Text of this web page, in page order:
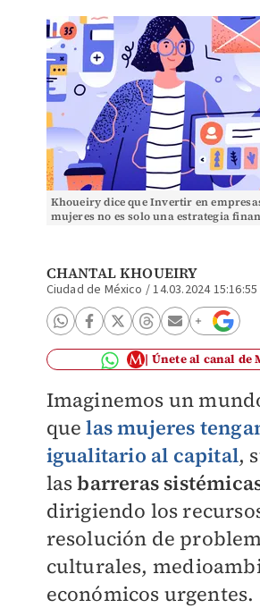
Khoueiry dice que Invertir en
mujeres no es solo una estrategia
CHANTAL KHOUEIRY
Ciudad de México /14.03.2024 15:16:55
Únete al canal de
Imaginemos un
quelasmujeres
igualitario al capital,
lasbarreras
dirigiendo los
resolución de
culturales,
económicos urgentes.